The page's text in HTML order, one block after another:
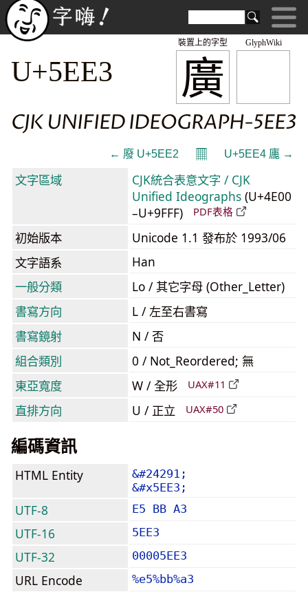
GlyphWiki
廣
裝置上的字型
U+5EE3
CJK UNIFIED IDEOGRAPH-5EE3
← 廢 U+5EE2 𝄜 U+5EE4 廤 →
文字區域
CJK統合表意文字 / CJK
Unified Ideographs (U+4E00
–U+9FFF)
PDF表格
初始版本
Unicode 1.1 發布於 1993/06
文字語系
Han
一般分類
Lo / 其它字母 (Other_Letter)
書寫方向
L / 左至右書寫
書寫鏡射
N / 否
組合類別
0 / Not_Reordered; 無
東亞寬度
W / 全形 UAX#11
直排方向 U / 正立 UAX#50
編碼資訊
HTML Entity
&#24291;
&#x5EE3;
UTF-8 E5 BB A3
UTF-16 5EE3
UTF-32 00005EE3
URL Encode %e5%bb%a3